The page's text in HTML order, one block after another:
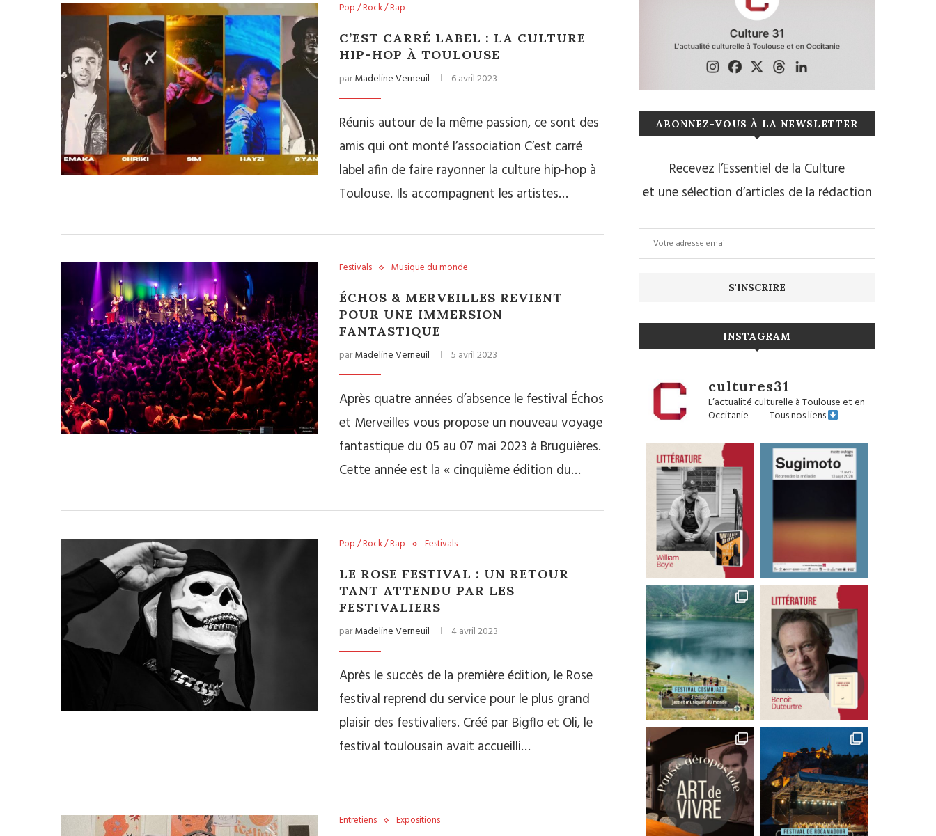
Pop / Rock / Rap
C’EST CARRÉ LABEL : LA CULTURE
HIP-HOP À TOULOUSE
parMadeline Verneuil 6 avril 2023
Réunis autour de la même passion, ce sont des
amis qui ont monté l’association C’est carré
label afin de faire rayonner la culture hip-hop à
Toulouse. Ils accompagnent les artistes…
Festivals Musique du monde
ÉCHOS & MERVEILLES REVIENT
POUR UNE IMMERSION
FANTASTIQUE
parMadeline Verneuil 5 avril 2023
Après quatre années d’absence le festival Échos
et Merveilles vous propose un nouveau voyage
fantastique du 05 au 07 mai 2023 à Bruguières.
Cette année est la « cinquième édition du…
Pop / Rock / Rap Festivals
LE ROSE FESTIVAL : UN RETOUR
TANT ATTENDU PAR LES
FESTIVALIERS
parMadeline Verneuil 4 avril 2023
Après le succès de la première édition, le Rose
festival reprend du service pour le plus grand
plaisir des festivaliers. Créé par Bigflo et Oli, le
festival toulousain avait accueilli…
Entretiens Expositions
ABONNEZ-VOUS À LA NEWSLETTER
Recevez l’Essentiel de la Culture
et une sélection d’articles de la rédaction
INSTAGRAM
cultures31
L’actualité culturelle à Toulouse et en
Occitanie——Tous nos liens